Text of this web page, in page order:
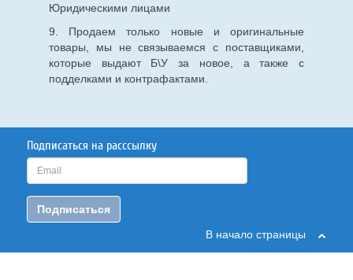
Юридическими лицами
9. Продаем только новые и оригинальные
товары, мы не связываемся с поставщиками,
которые выдают Б\У за новое, а также с
подделками и контрафактами.
Подписаться на расссылку
Подписаться
В начало страницы